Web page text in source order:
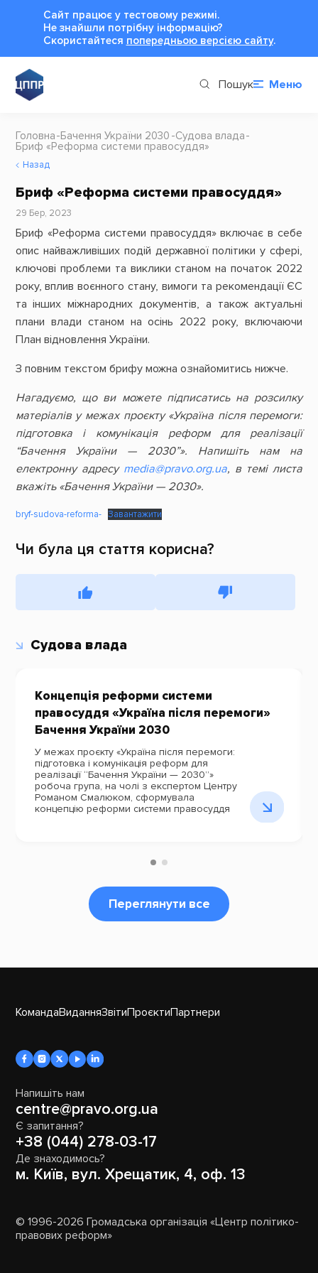
Сайт працює у тестовому режимі.
Не знайшли потрібну інформацію?
Cкористайтеся попередньою версією сайту.
Пошук Меню
Головна Бачення України 2030 Судова влада
Бриф «Реформа системи правосуддя»
Назад
Бриф «Реформа системи правосуддя»
29 Бер, 2023
Бриф «Реформа системи правосуддя» включає в себе
опис найважливіших подій державної політики у сфері,
ключові проблеми та виклики станом на початок 2022
року, вплив воєнного стану, вимоги та рекомендації ЄС
та інших міжнародних документів, а також актуальні
плани влади станом на осінь 2022 року, включаючи
План відновлення України.
З повним текстом брифу можна ознайомитись нижче.
Нагадуємо, що ви можете підписатись на розсилку
матеріалів у межах проєкту «Україна після перемоги:
підготовка і комунікація реформ для реалізації
“Бачення України — 2030”». Напишіть нам на
електронну адресу media@pravo.org.ua, в темі листа
вкажіть «Бачення України — 2030».
bryf-sudova-reforma- Завантажити
Чи була ця стаття корисна?
Судова влада
Концепція реформи системи
правосуддя «Україна після перемоги»
Бачення України 2030
У межах проєкту «Україна після перемоги:
підготовка і комунікація реформ для
реалізації “Бачення України — 2030”»
робоча група, на чолі з експертом Центру
Романом Смалюком, сформувала
концепцію реформи системи правосуддя
Переглянути все
КомандаВиданняЗвітиПроєктиПартнери
Напишіть нам
centre@pravo.org.ua
Є запитання?
+38 (044) 278-03-17
Де знаходимось?
м. Київ, вул. Хрещатик, 4, оф. 13
© 1996-2026 Громадська організація «Центр політико-
правових реформ»